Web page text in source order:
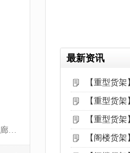
贯通货架、驶入货架、通廊货架
最新资讯
【重型货
【重型货
【重型货
【阁楼货